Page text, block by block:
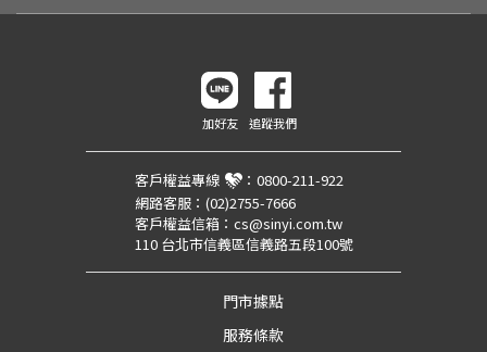
加好友 追蹤我們
客戶權益專線 ： 0800-211-922
網路客服： (02)2755-7666
客戶權益信箱： cs@sinyi.com.tw
110 台北市信義區信義路五段100號
門市據點
服務條款